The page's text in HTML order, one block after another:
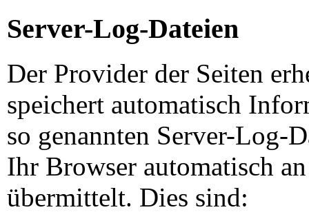
Server-Log-Dateien
Der Provider der Seiten
speichert automatisch
so genannten Server-Log-
Ihr Browser automatisch
übermittelt. Dies sind: